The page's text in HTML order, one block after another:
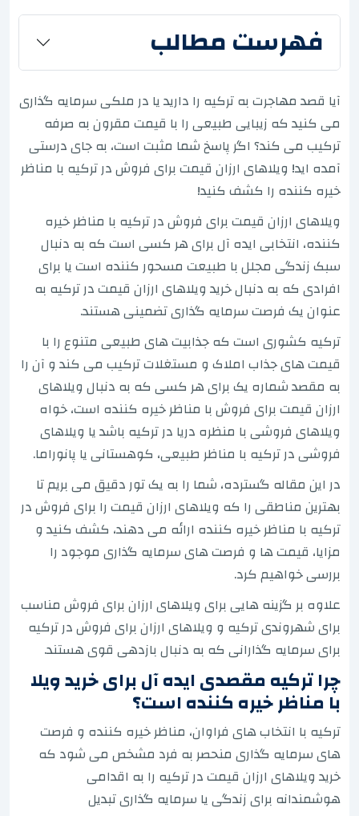
فهرست مطالب
آیا قصد مهاجرت به ترکیه را دارید یا در ملکی سرمایه گذاری
می کنید که زیبایی طبیعی را با قیمت مقرون به صرفه
ترکیب می کند؟ اگر پاسخ شما مثبت است، به جای درستی
آمده اید! ویلاهای ارزان قیمت برای فروش در ترکیه با مناظر
خیره کننده را کشف کنید!
ویلاهای ارزان قیمت برای فروش در ترکیه با مناظر خیره
کننده، انتخابی ایده آل برای هر کسی است که به دنبال
سبک زندگی مجلل با طبیعت مسحور کننده است یا برای
افرادی که به دنبال خرید ویلاهای ارزان قیمت در ترکیه به
عنوان یک فرصت سرمایه گذاری تضمینی هستند.
ترکیه کشوری است که جذابیت های طبیعی متنوع را با
قیمت های جذاب املاک و مستغلات ترکیب می کند و آن را
به مقصد شماره یک برای هر کسی که به دنبال ویلاهای
ارزان قیمت برای فروش با مناظر خیره کننده است، خواه
ویلاهای فروشی با منظره دریا در ترکیه باشد یا ویلاهای
فروشی در ترکیه با مناظر طبیعی، کوهستانی یا پانوراما.
در این مقاله گسترده، شما را به یک تور دقیق می بریم تا
بهترین مناطقی را که ویلاهای ارزان قیمت را برای فروش در
ترکیه با مناظر خیره کننده ارائه می دهند، کشف کنید و
مزایا، قیمت ها و فرصت های سرمایه گذاری موجود را
بررسی خواهیم کرد.
علاوه بر گزینه هایی برای ویلاهای ارزان برای فروش مناسب
برای شهروندی ترکیه و ویلاهای ارزان برای فروش در ترکیه
برای سرمایه گذارانی که به دنبال بازدهی قوی هستند.
چرا ترکیه مقصدی ایده آل برای خرید ویلا
با مناظر خیره کننده است؟
ترکیه با انتخاب های فراوان، مناظر خیره کننده و فرصت
های سرمایه گذاری منحصر به فرد مشخص می شود که
خرید ویلاهای ارزان قیمت در ترکیه را به اقدامی
هوشمندانه برای زندگی یا سرمایه گذاری تبدیل